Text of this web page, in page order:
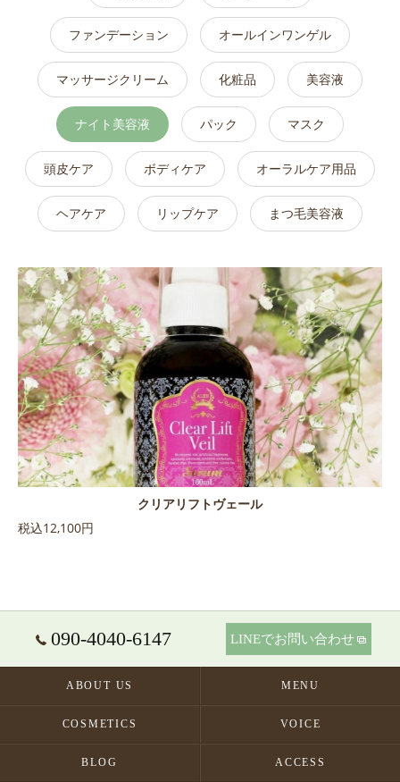
ファンデーション オールインワンゲル
マッサージクリーム 化粧品 美容液
ナイト美容液 パック マスク
頭皮ケア ボディケア オーラルケア用品
ヘアケア リップケア まつ毛美容液
クリアリフトヴェール
税込12,100円
090-4040-6147 LINEでお問い合わせ
ABOUT US MENU
COSMETICS VOICE
BLOG ACCESS